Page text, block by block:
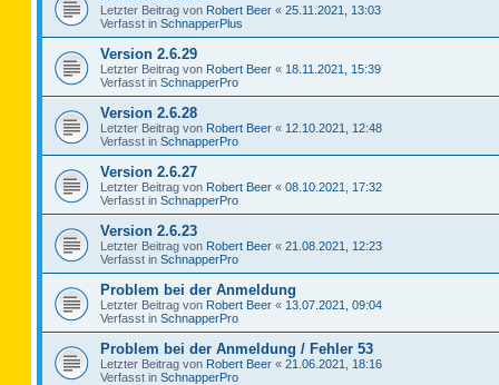
Letzter Beitrag von Robert Beer « 25.11.2021, 13:03
Verfasst in SchnapperPlus
Version 2.6.29
Letzter Beitrag von Robert Beer « 18.11.2021, 15:39
Verfasst in SchnapperPro
Version 2.6.28
Letzter Beitrag von Robert Beer « 12.10.2021, 12:48
Verfasst in SchnapperPro
Version 2.6.27
Letzter Beitrag von Robert Beer « 08.10.2021, 17:32
Verfasst in SchnapperPro
Version 2.6.23
Letzter Beitrag von Robert Beer « 21.08.2021, 12:23
Verfasst in SchnapperPro
Problem bei der Anmeldung
Letzter Beitrag von Robert Beer « 13.07.2021, 09:04
Verfasst in SchnapperPro
Problem bei der Anmeldung / Fehler 53
Letzter Beitrag von Robert Beer « 21.06.2021, 18:16
Verfasst in SchnapperPro